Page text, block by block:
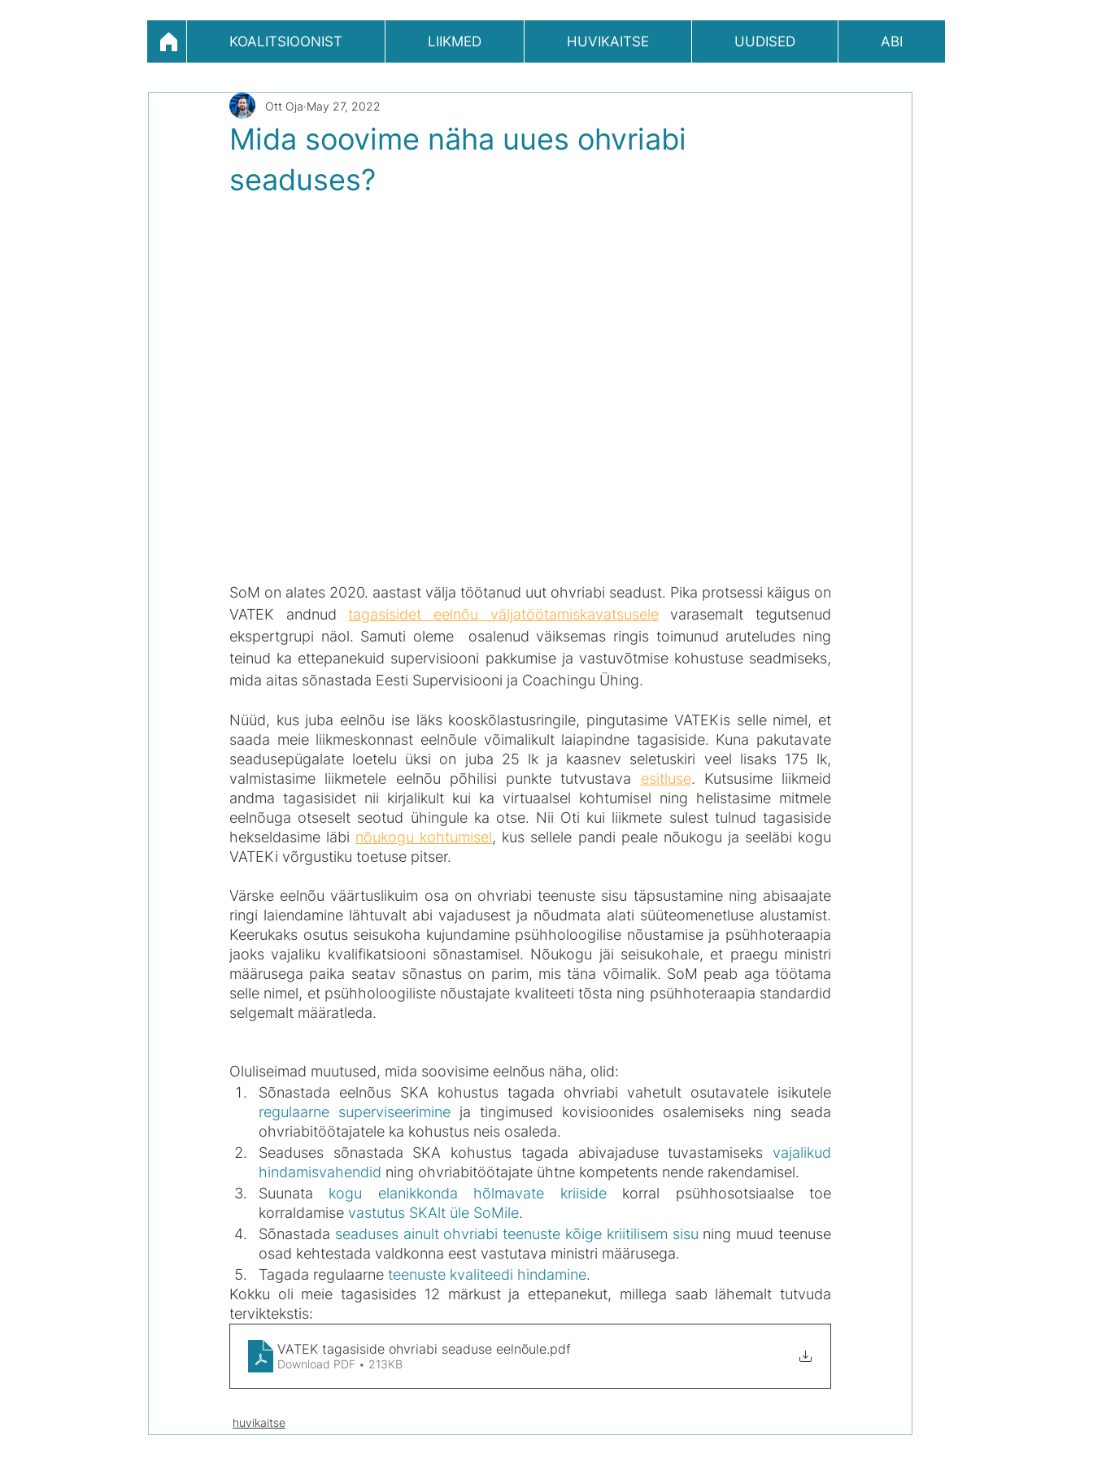
KOALITSIOONIST LIIKMED HUVIKAITSE UUDISED ABI
Mida soovime näha uues ohvriabi
seaduses?
Ott Oja May 27, 2022
SoM on alates 2020. aastast välja töötanud uut ohvriabi seadust. Pika protsessi käigus on
VATEK andnud tagasisidet eelnõu väljatöötamiskavatsusele varasemalt tegutsenud
ekspertgrupi näol. Samuti oleme  osalenud väiksemas ringis toimunud aruteludes ning
teinud ka ettepanekuid supervisiooni pakkumise ja vastuvõtmise kohustuse seadmiseks,
mida aitas sõnastada Eesti Supervisiooni ja Coachingu Ühing.
Nüüd, kus juba eelnõu ise läks kooskõlastusringile, pingutasime VATEKis selle nimel, et
saada meie liikmeskonnast eelnõule võimalikult laiapindne tagasiside. Kuna pakutavate
seadusepügalate loetelu üksi on juba 25 lk ja kaasnev seletuskiri veel lisaks 175 lk,
valmistasime liikmetele eelnõu põhilisi punkte tutvustava esitluse. Kutsusime liikmeid
andma tagasisidet nii kirjalikult kui ka virtuaalsel kohtumisel ning helistasime mitmele
eelnõuga otseselt seotud ühingule ka otse. Nii Oti kui liikmete sulest tulnud tagasiside
hekseldasime läbi nõukogu kohtumisel, kus sellele pandi peale nõukogu ja seeläbi kogu
VATEKi võrgustiku toetuse pitser.
Värske eelnõu väärtuslikuim osa on ohvriabi teenuste sisu täpsustamine ning abisaajate
ringi laiendamine lähtuvalt abi vajadusest ja nõudmata alati süüteomenetluse alustamist.
Keerukaks osutus seisukoha kujundamine psühholoogilise nõustamise ja psühhoteraapia
jaoks vajaliku kvalifikatsiooni sõnastamisel. Nõukogu jäi seisukohale, et praegu ministri
määrusega paika seatav sõnastus on parim, mis täna võimalik. SoM peab aga töötama
selle nimel, et psühholoogiliste nõustajate kvaliteeti tõsta ning psühhoteraapia standardid
selgemalt määratleda.
Oluliseimad muutused, mida soovisime eelnõus näha, olid:
regulaarne superviseerimine ja tingimused kovisioonides osalemiseks ning seada
ohvriabitöötajatele ka kohustus neis osaleda.
Seaduses sõnastada SKA kohustus tagada abivajaduse tuvastamiseks vajalikud
hindamisvahendid ning ohvriabitöötajate ühtne kompetents nende rakendamisel.
Suunata kogu elanikkonda hõlmavate kriiside korral psühhosotsiaalse toe
korraldamise vastutus SKAlt üle SoMile.
Sõnastada seaduses ainult ohvriabi teenuste kõige kriitilisem sisu ning muud teenuse
osad kehtestada valdkonna eest vastutava ministri määrusega.
Tagada regulaarne teenuste kvaliteedi hindamine.
Kokku oli meie tagasisides 12 märkust ja ettepanekut, millega saab lähemalt tutvuda
terviktekstis:
VATEK tagasiside ohvriabi seaduse eelnõule.pdf
Download PDF • 213KB
huvikaitse